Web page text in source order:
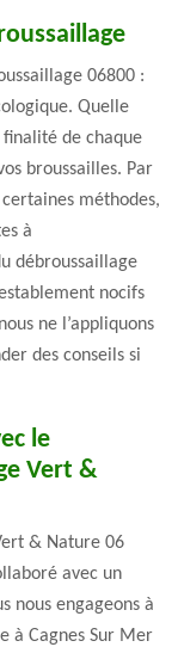
06800 :
Quelle
de chaque
broussailles. Par
méthodes,
à
débroussaillage
nocifs
ne l’appliquons
des conseils si
le
Vert &
& Nature 06
avec un
nous engageons à
à Cagnes Sur Mer